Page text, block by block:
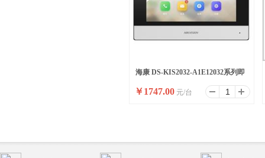
海康 DS-KIS2032-A1E12032系列即
插即用对讲套包
￥1747.00 元/台